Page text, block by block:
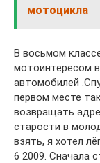
мотоцикла
В восьмом
мотоинтересом
автомобилей
первом месте
возвращать
старости в
взять, я хотел
6 2009. Сначала